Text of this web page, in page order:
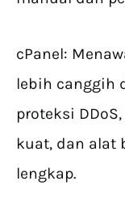
cPanel:
lebih canggih
proteksi
kuat, dan alat
lengkap.